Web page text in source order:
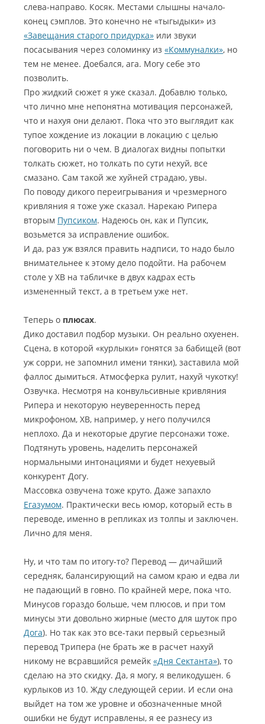
слева-направо. Косяк. Местами слышны начало-
конец сэмплов. Это конечно не «тыгыдыки» из
«Завещания старого придурка» или звуки
посасывания через соломинку из «Коммуналки», но
тем не менее. Доебался, ага. Могу себе это
позволить.
Про жидкий сюжет я уже сказал. Добавлю только,
что лично мне непонятна мотивация персонажей,
что и нахуя они делают. Пока что это выглядит как
тупое хождение из локации в локацию с целью
поговорить ни о чем. В диалогах видны попытки
толкать сюжет, но толкать по сути нехуй, все
смазано. Сам такой же хуйней страдаю, увы.
По поводу дикого переигрывания и чрезмерного
кривляния я тоже уже сказал. Нарекаю Рипера
вторым Пупсиком. Надеюсь он, как и Пупсик,
возьмется за исправление ошибок.
И да, раз уж взялся править надписи, то надо было
внимательнее к этому дело подойти. На рабочем
столе у ХВ на табличке в двух кадрах есть
измененный текст, а в третьем уже нет.
Теперь о плюсах.
Дико доставил подбор музыки. Он реально охуенен.
Сцена, в которой «курлыки» гонятся за бабищей (вот
уж сорри, не запомнил имени тянки), заставила мой
фаллос дымиться. Атмосферка рулит, нахуй чукотку!
Озвучка. Несмотря на конвульсивные кривляния
Рипера и некоторую неуверенность перед
микрофоном, ХВ, например, у него получился
неплохо. Да и некоторые другие персонажи тоже.
Подтянуть уровень, наделить персонажей
нормальными интонациями и будет нехуевый
конкурент Догу.
Массовка озвучена тоже круто. Даже запахло
Егазумом. Практически весь юмор, который есть в
переводе, именно в репликах из толпы и заключен.
Лично для меня.
Ну, и что там по итогу-то? Перевод — дичайший
середняк, балансирующий на самом краю и едва ли
не падающий в говно. По крайней мере, пока что.
Минусов гораздо больше, чем плюсов, и при том
минусы эти довольно жирные (место для шуток про
Дога). Но так как это все-таки первый серьезный
перевод Трипера (не брать же в расчет нахуй
никому не всравшийся ремейк «Дня Сектанта»), то
сделаю на это скидку. Да, я могу, я великодушен. 6
курлыков из 10. Жду следующей серии. И если она
выйдет на том же уровне и обозначенные мной
ошибки не будут исправлены, я ее разнесу из